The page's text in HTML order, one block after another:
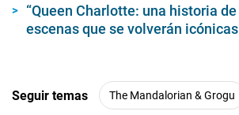
2
m
i
s
“Queen Charlotte: una historia
escenas que se volverán icónicas
Seguir temas The Mandalorian & Grogu